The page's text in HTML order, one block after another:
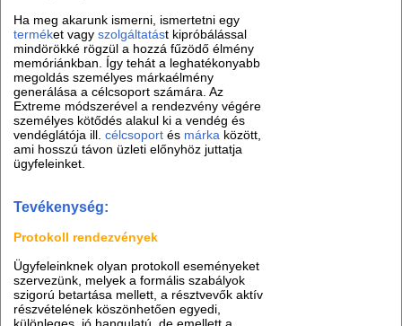
Ha meg akarunk ismerni, ismertetni egy
terméket vagyszolgáltatást kipróbálással
mindörökké rögzül a hozzá fűzödő élmény
memóriánkban. Így tehát a leghatékonyabb
megoldás személyes márkaélmény
generálása a célcsoport számára. Az
Extreme módszerével a rendezvény végére
személyes kötődés alakul ki a vendég és
vendéglátója ill.célcsoport és márka között,
ami hosszú távon üzleti előnyhöz juttatja
ügyfeleinket.
Tevékenység:
Protokoll rendezvények
Ügyfeleinknek olyan protokoll eseményeket
szervezünk, melyek a formális szabályok
szigorú betartása mellett, a résztvevők aktív
részvételének köszönhetően egyedi,